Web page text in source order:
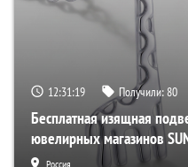
12:31:18 Получили:80
Бесплатная изящная
ювелирных магазинов
Россия